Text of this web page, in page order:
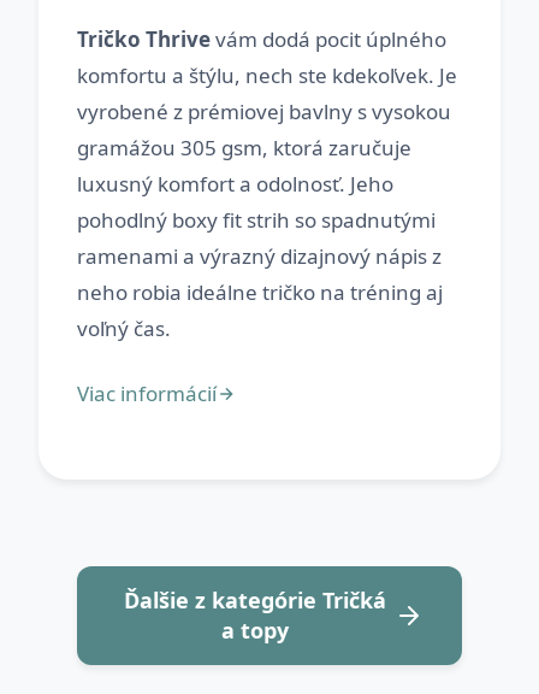
Tričko Thrivevám dodá pocit úplného
komfortu a štýlu, nech ste kdekoľvek. Je
vyrobené z prémiovej bavlny s vysokou
gramážou 305 gsm, ktorá zaručuje
luxusný komfort a odolnosť. Jeho
pohodlný boxy fit strih so spadnutými
ramenami a výrazný dizajnový nápis z
neho robia ideálne tričko na tréning aj
Ďalšie z kategórie Tričká
a topy